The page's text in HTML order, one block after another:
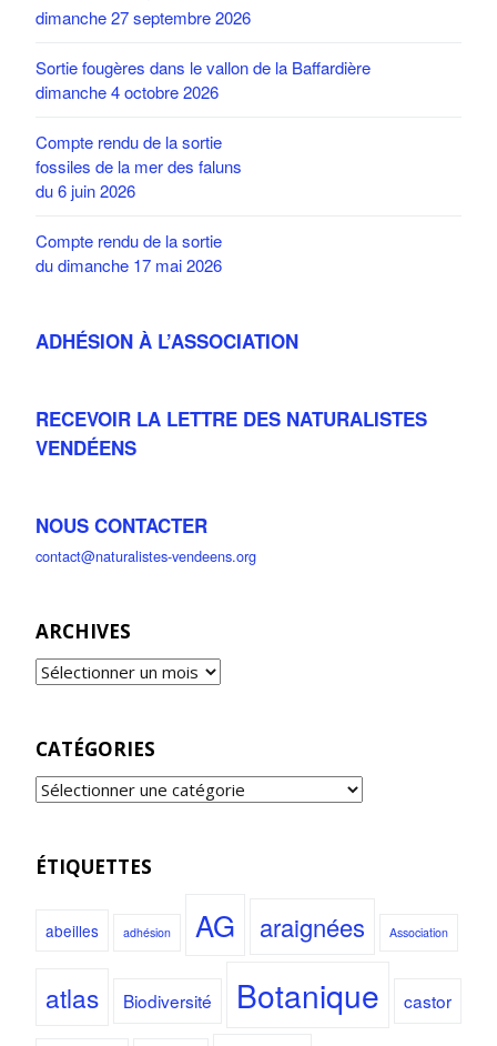
dimanche 27 septembre 2026
Sortie fougères dans le vallon de la Baffardière
dimanche 4 octobre 2026
Compte rendu de la sortie
fossiles de la mer des faluns
du 6 juin 2026
Compte rendu de la sortie
du dimanche 17 mai 2026
ADHÉSION À L’ASSOCIATION
RECEVOIR LA LETTRE DES NATURALISTES
VENDÉENS
NOUS CONTACTER
contact@naturalistes-vendeens.org
ARCHIVES
CATÉGORIES
ÉTIQUETTES
abeilles adhésion AG araignées Association
atlas Biodiversité Botanique castor